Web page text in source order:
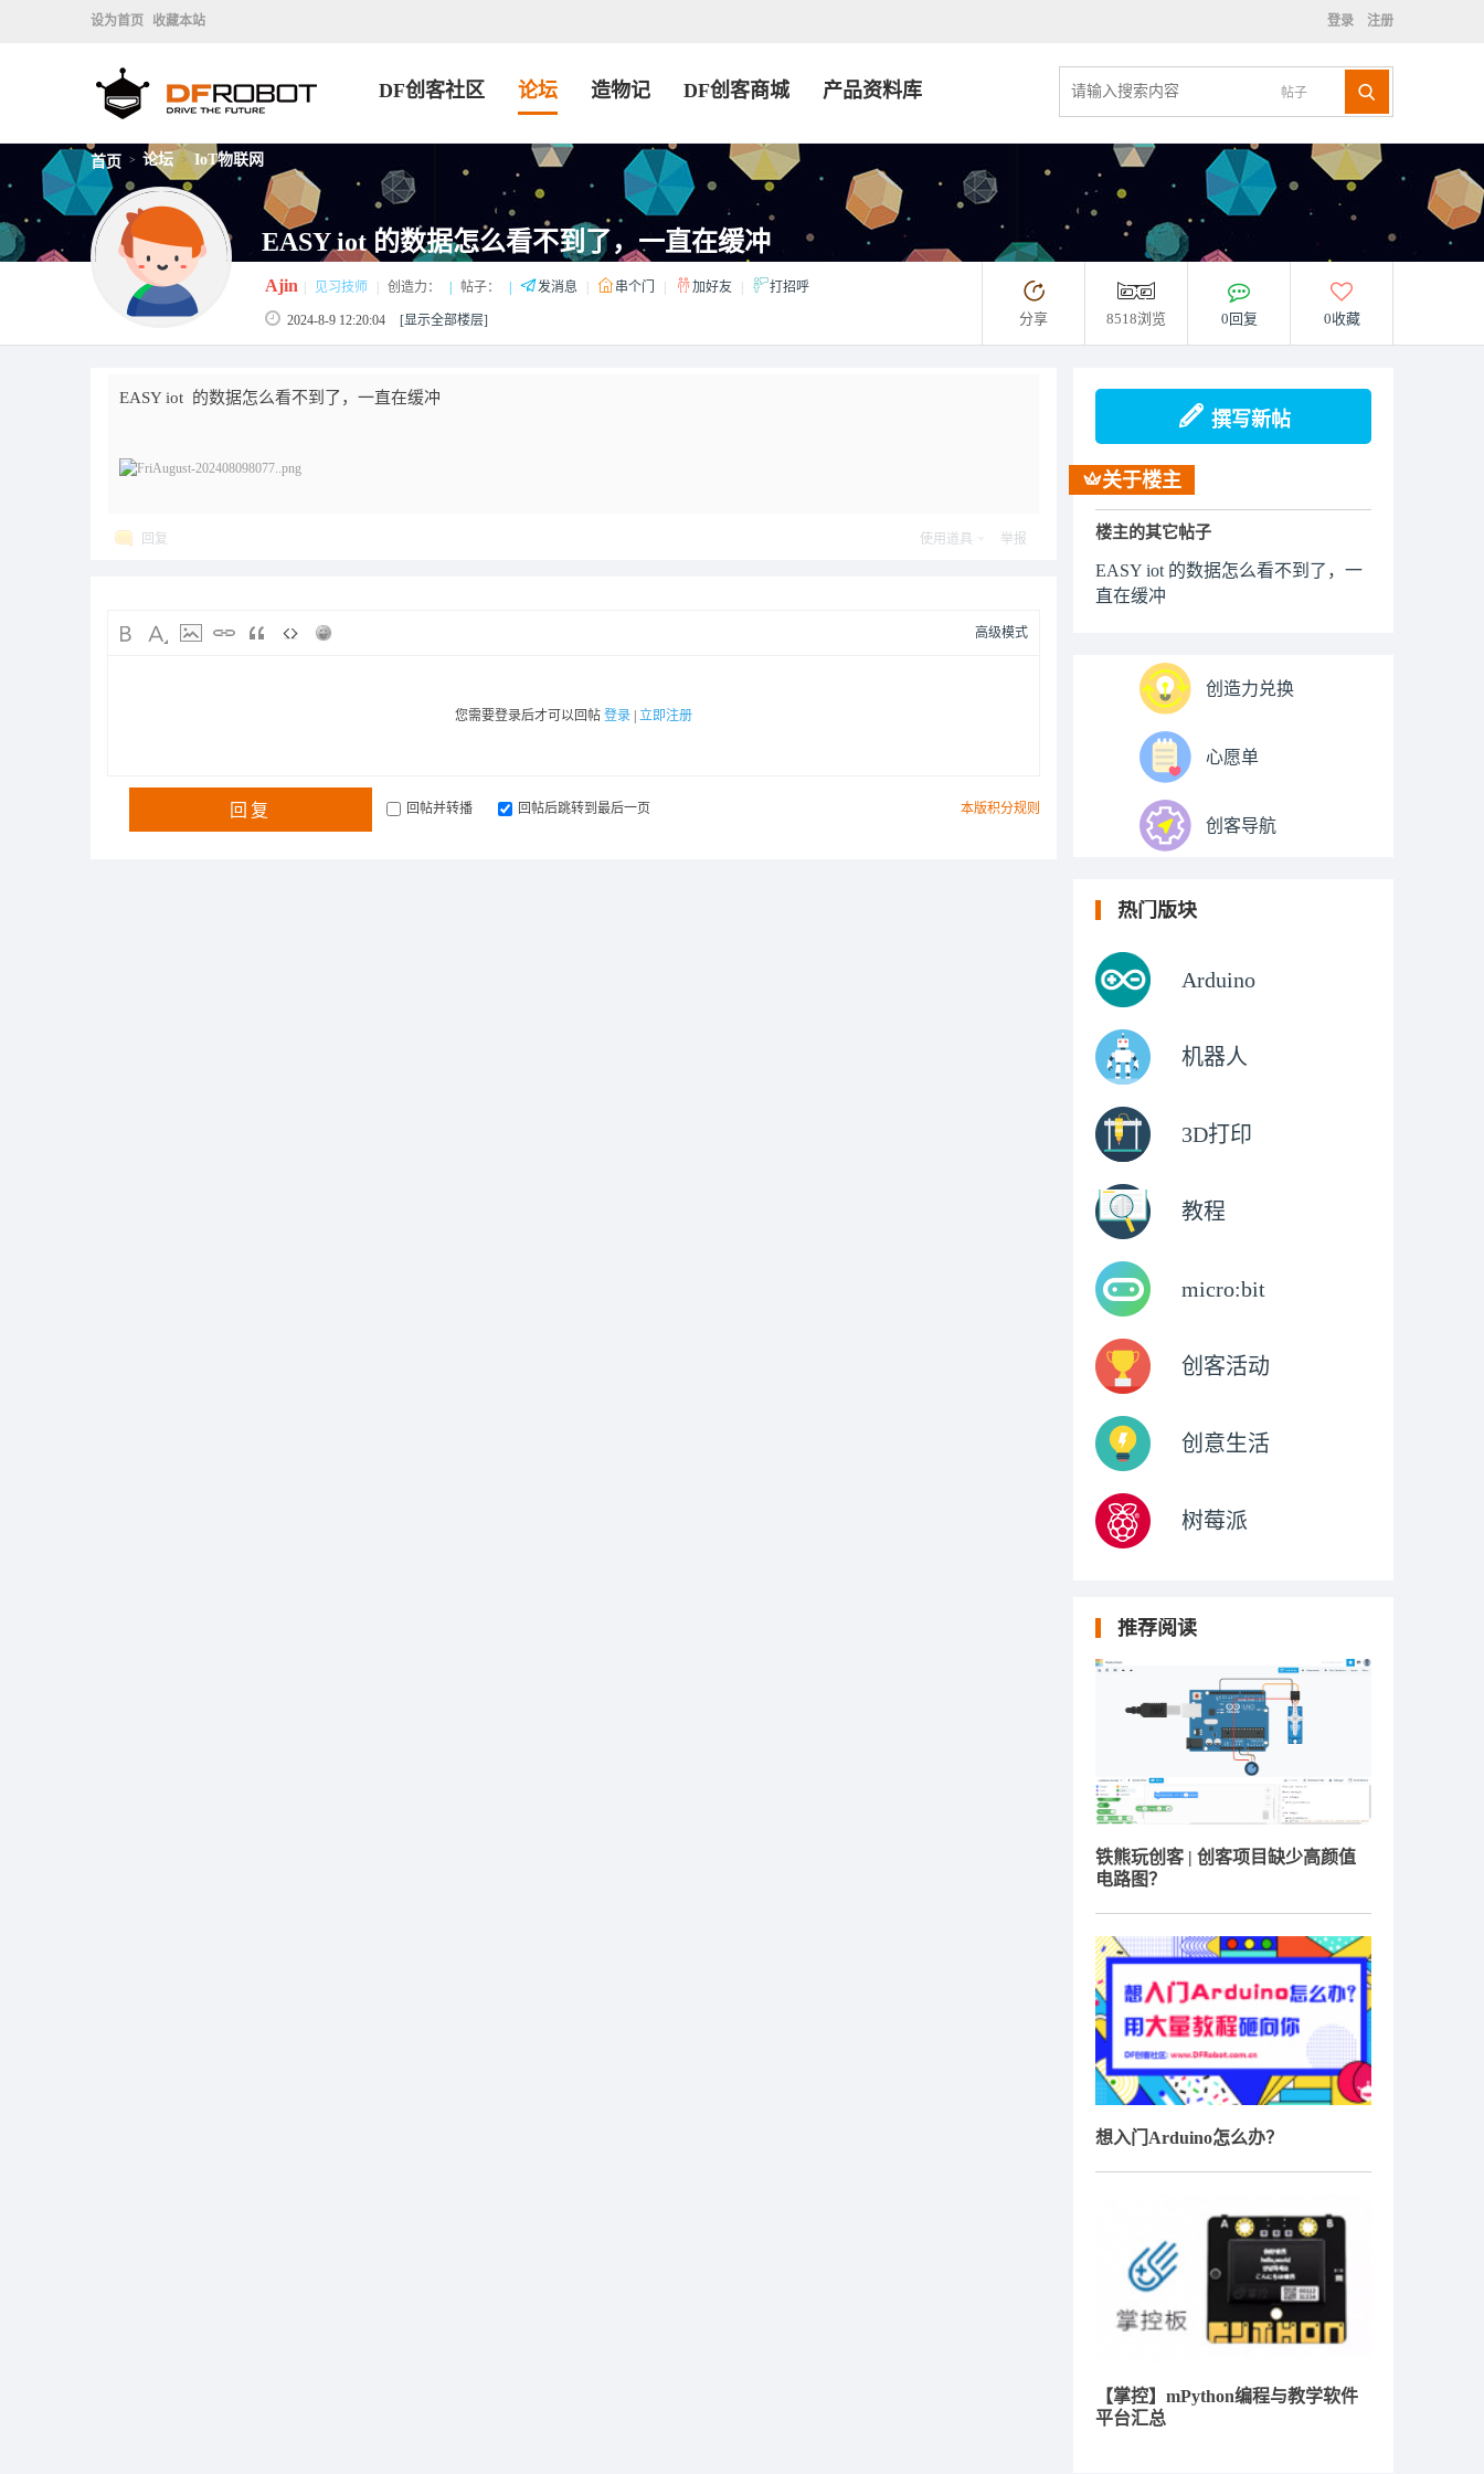
设为首页 收藏本站 登录 注册
帖子
DF创客社区 论坛 造物记 DF创客商城 产品资料库
首页 > 论坛 > IoT物联网
EASY iot 的数据怎么看不到了，一直在缓冲
Ajin 见习技师 创造力： 帖子： 发消息 串个门 加好友 打招呼
2024-8-9 12:20:04 [显示全部楼层] 分享 8518浏览 0回复 0收藏
EASY iot 的数据怎么看不到了，一直在缓冲
回复 使用道具 举报
高级模式
您需要登录后才可以回帖 登录 立即注册
本版积分规则
回复 回帖并转播 回帖后跳转到最后一页
撰写新帖
关于楼主
楼主的其它帖子
EASY iot 的数据怎么看不到了，一
直在缓冲
创造力兑换
心愿单
创客导航
热门版块
Arduino
机器人
3D打印
教程
micro:bit
创客活动
创意生活
树莓派
推荐阅读
铁熊玩创客 | 创客项目缺少高颜值
电路图？
想入门Arduino怎么办？
【掌控】mPython编程与教学软件
平台汇总